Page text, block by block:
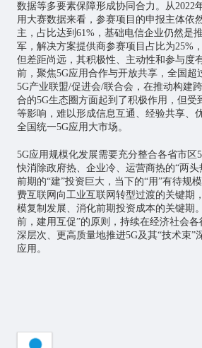
数据等多要素保障形成协同合力。从2022
用大赛数据来看，参赛项目的申报主体依
主，占比达到61%，基础电信企业仍然是
军，解决方案提供商参赛项目占比为25%
但差距尚远，其积极性、主动性和参与度
前，聚焦5G应用合作与开放共享，全国超
5G产业联盟/促进会/联合会，在推动构建
合的5G生态圈方面起到了积极作用，但受
等影响，难以形成信息互通、经验共享、
全国统一5G应用大市场。
5G应用规模化发展需要充分整合各省市区
快消除政府热、企业冷、运营商热的“两头
前期的“建”投资巨大，当下的“用”有待规
费互联网向工业互联网 转型过渡的关键期
模复制发展、消化前期投资成本的关键期
前，建用互促”的原则，持续在经济社会
深层次、更高质量地推进5G及其“技术束”
应用。